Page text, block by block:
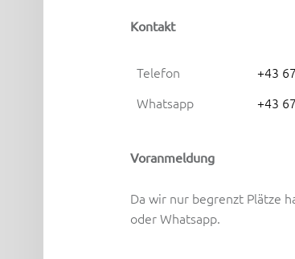
Kontakt
Telefon
+43
Whatsapp
+43
Voranmeldung
Da wir nur begrenzt Plätze
oder Whatsapp.